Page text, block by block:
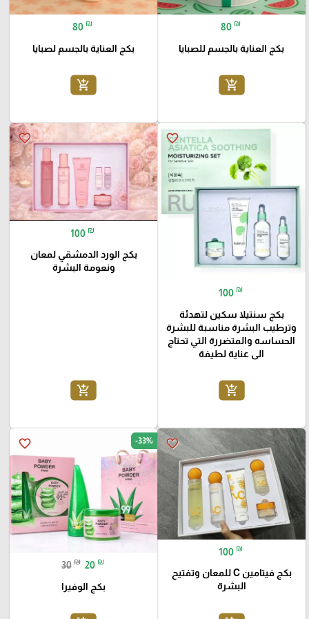
80 ₪
بكج العناية بالجسم للصبايا
add_shopping_cart
80 ₪
بكج العناية بالجسم لصبايا
add_shopping_cart
favorite_border
100 ₪
بكج سنتيلا سكين لتهدئة
وترطيب البشرة مناسبة للبشرة
الحساسه والمتضررة التي تحتاج
الى عناية لطيفة
add_shopping_cart
favorite_border
100 ₪
بكج الورد الدمشقي لمعان
ونعومة البشرة
add_shopping_cart
favorite_border
100 ₪
بكج فيتامين C للمعان وتفتيح
البشرة
favorite_border -33%
30 ₪ 20 ₪
بكج الوفيرا